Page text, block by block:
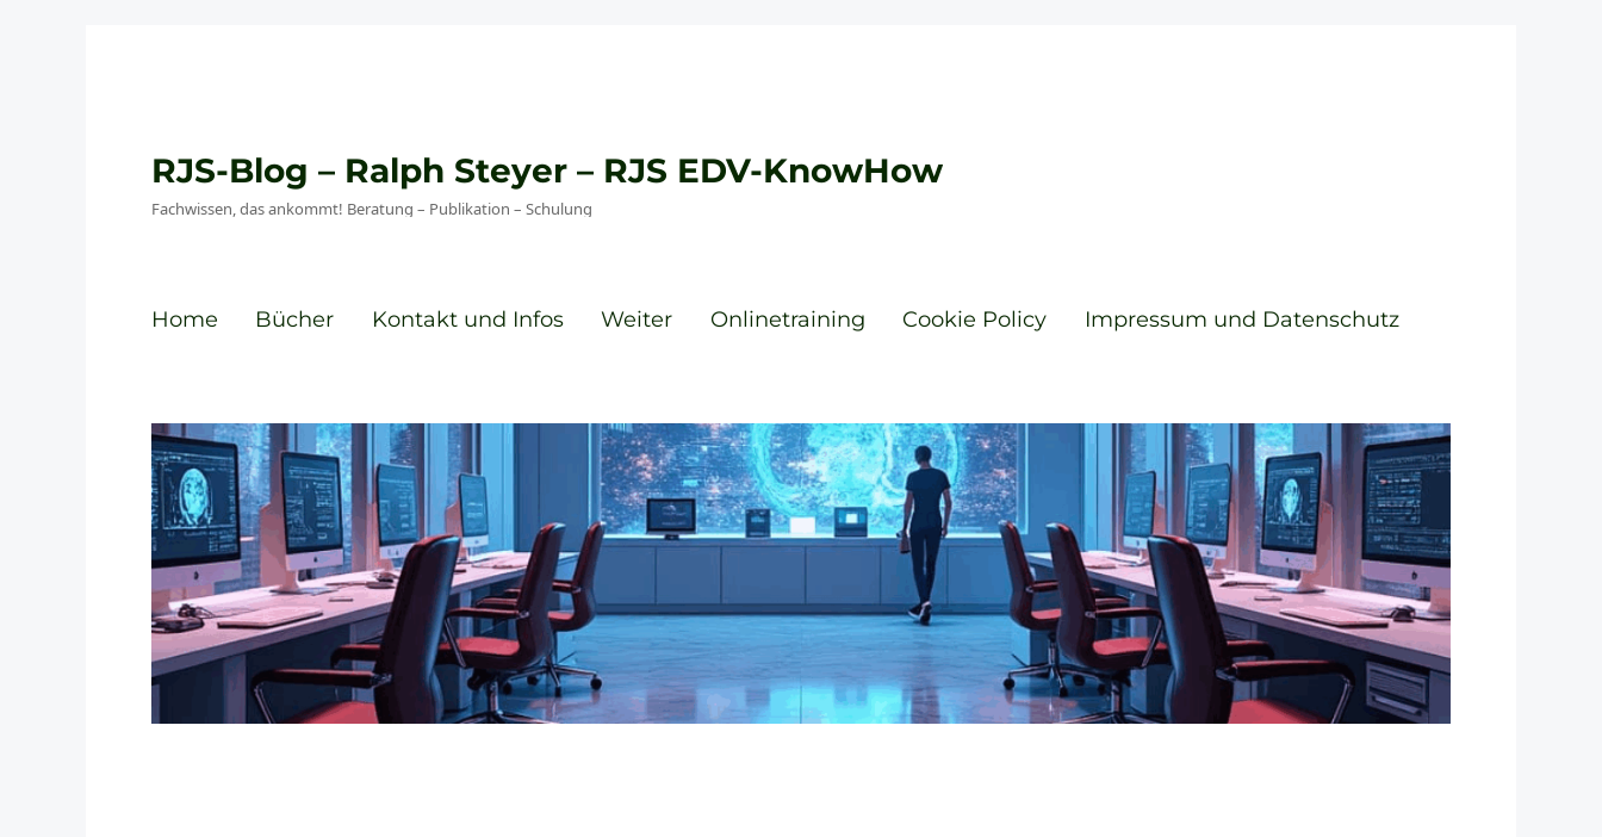
RJS-Blog – Ralph Steyer – RJS EDV-KnowHow
Fachwissen, das ankommt! Beratung – Publikation – Schulung
Home Bücher Kontakt und Infos Weiter Onlinetraining Cookie Policy Impressum und Datenschutz